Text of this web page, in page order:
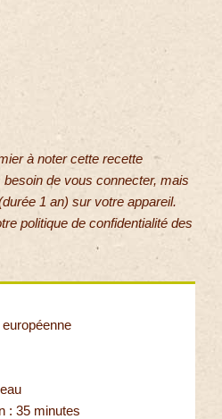
à noter cette recette
de vous connecter, mais
1 an) sur votre appareil.
politique de confidentialité des
: 35 minutes